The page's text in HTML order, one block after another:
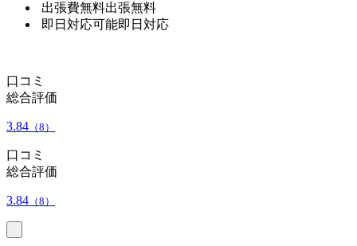
出張費無料出張無料
即日対応可能即日対応
口コミ
総合評価
3.84 （8）
口コミ
総合評価
3.84 （8）